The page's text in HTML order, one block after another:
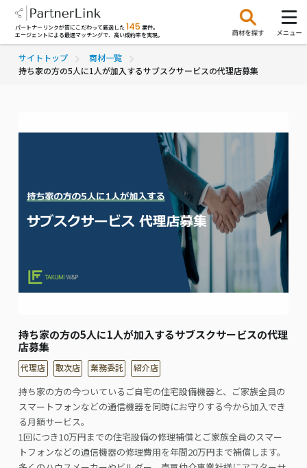
パートナーリンクが質にこだわって厳選した 145 案件。
エージェントによる最適マッチングで、高い成約率を実現。
サイトトップ
商材一覧
持ち家の方の5人に1人が加入するサブスクサービスの代理店募集
持ち家の方の5人に1人が加入するサブスクサービスの代理
店募集
代理店 取次店 業務委託 紹介店
持ち家の方の今ついているご自宅の住宅設備機器と、ご家族全員の
スマートフォンなどの通信機器を同時にお守りする今から加入でき
る月額サービス。
1回につき10万円までの住宅設備の修理補償とご家族全員のスマー
トフォンなどの通信機器の修理費用を年間20万円まで補償します。